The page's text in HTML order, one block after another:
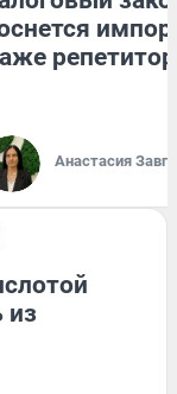
Анастасия
из